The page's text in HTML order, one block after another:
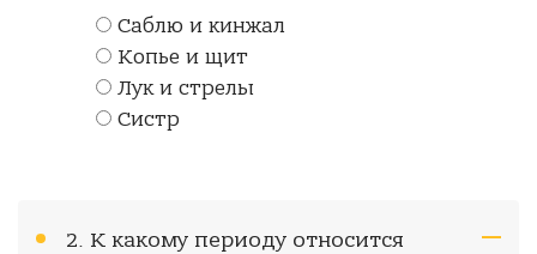
Саблю и кинжал
Копье и щит
Лук и стрелы
Систр
2. К какому периоду относится